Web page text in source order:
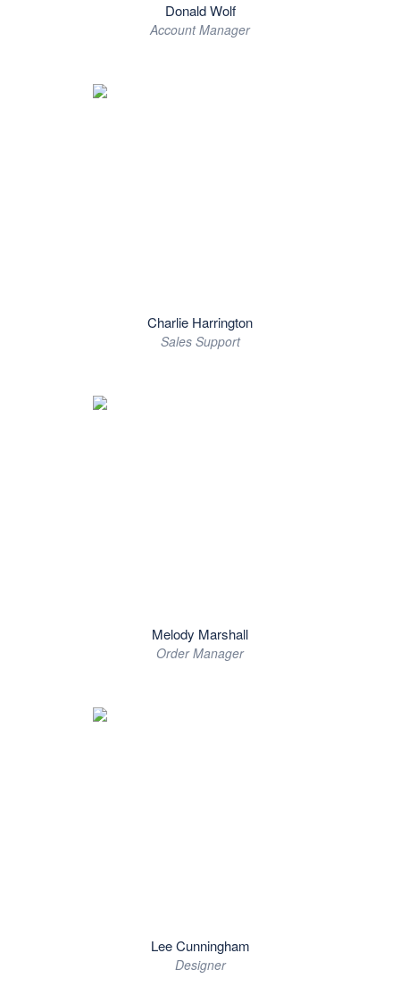
Donald Wolf
Account Manager
Charlie Harrington
Sales Support
Melody Marshall
Order Manager
Lee Cunningham
Designer